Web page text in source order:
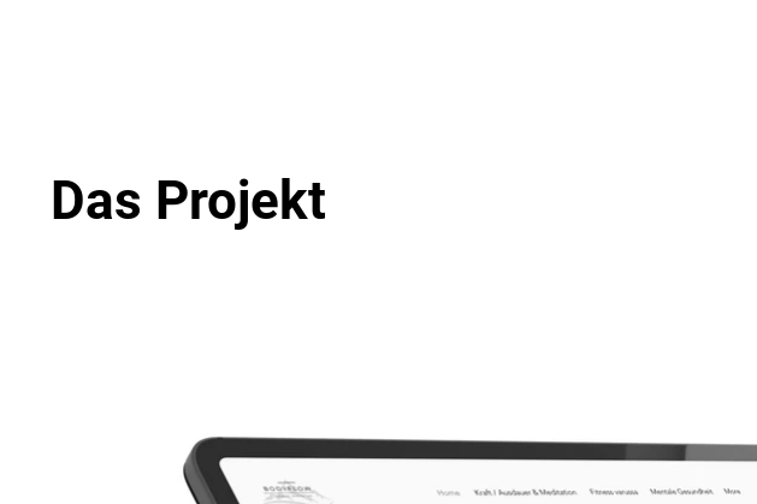
Das Projekt